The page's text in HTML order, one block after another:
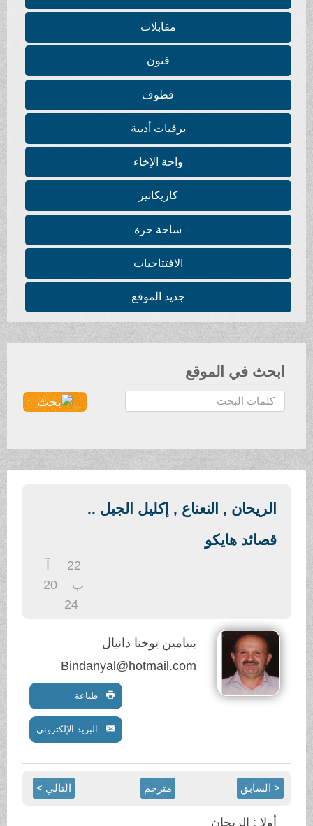
مقابلات
فنون
قطوف
برقيات أدبية
واحة الإخاء
كاريكاتير
ساحة حرة
الافتتاحيات
جديد الموقع
ابحث في الموقع
ح
ث
الريحان , النعناع , إكليل الجبل ..
قصائد هايكو
24
بنيامين يوخنا دانيال
Bindanyal@hotmail.com
طباعة
البريد الإلكتروني
< السابق مترجم التالي >
أولا : الريحان